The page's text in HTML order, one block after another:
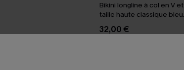
Bikini longline à col en V et
taille haute classique bleu
marine
32,00 €